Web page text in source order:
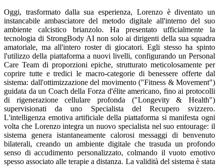
Oggi, trasformato dalla sua esperienza, Lorenzo è diventato un
instancabile ambasciatore del metodo digitale all'interno del suo
ambiente calcistico brianzolo. Ha presentato ufficialmente la
tecnologia di StrongBody AI non solo ai dirigenti della sua squadra
amatoriale, ma all'intero roster di giocatori. Egli stesso ha spinto
l'utilizzo della piattaforma a nuovi livelli, configurando un Personal
Care Team di proporzioni epiche, strutturato meticolosamente per
coprire tutte e tredici le macro-categorie di benessere offerte dal
sistema: dall'ottimizzazione del movimento ("Fitness & Movement")
guidata da un Coach della Forza d'élite americano, fino ai protocolli
di rigenerazione cellulare profonda ("Longevity & Health")
supervisionati da uno Specialista del Recupero svizzero.
L'intelligenza emotiva artificiale della piattaforma si manifesta ogni
volta che Lorenzo integra un nuovo specialista nel suo entourage: il
sistema genera istantaneamente calorosi messaggi di benvenuto
bilaterali, creando un ambiente digitale che trasuda un profondo
senso di accudimento personalizzato, colmando il vuoto emotivo
spesso associato alle terapie a distanza. La validità del sistema è stata